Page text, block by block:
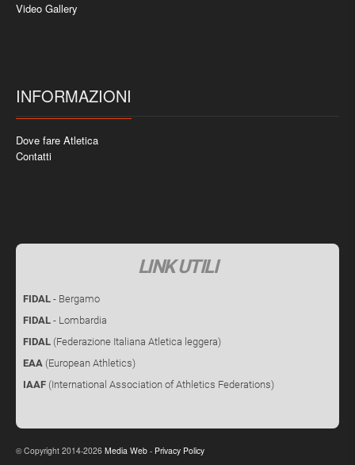
Video Gallery
INFORMAZIONI
Dove fare Atletica
Contatti
LINK UTILI
FIDAL - Bergamo
FIDAL - Lombardia
FIDAL (Federazione Italiana Atletica leggera)
EAA (European Athletics)
IAAF (International Association of Athletics Federations)
©Copyright 2014-2026 Media Web - Privacy Policy